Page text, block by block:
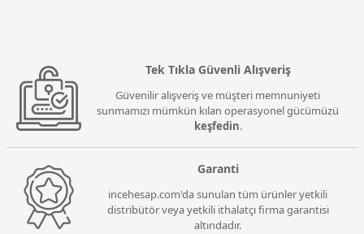
Tek Tıkla Güvenli Alışveriş
Güvenilir alışveriş ve müşteri memnuniyeti
sunmamızı mümkün kılan operasyonel gücümüzü
keşfedin.
Garanti
incehesap.com'da sunulan tüm ürünler yetkili
distribütör veya yetkili ithalatçı firma garantisi
altındadır.